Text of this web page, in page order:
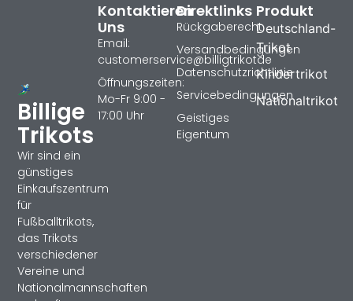
Billige
Trikots
Wir sind ein
günstiges
Einkaufszentrum
für
Fußballtrikots,
das Trikots
verschiedener
Vereine und
Nationalmannschaften
Produkt
Deutschland-
Trikot
Kindertrikot
Nationaltrikot
Direktlinks
Rückgaberecht
Versandbedingungen
Datenschutzrichtlinie
Servicebedingungen
Geistiges
Eigentum
Kontaktieren
Uns
Email:
customerservice@billigtrikotde
Öffnungszeiten:
Mo-Fr 9:00 -
17:00 Uhr